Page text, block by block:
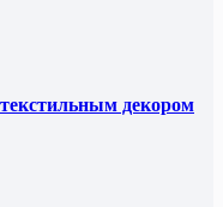
декором